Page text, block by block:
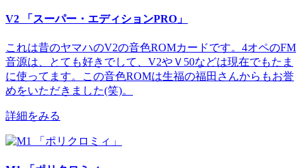
V2 「スーパー・エディションPRO」
これは昔のヤマハのV2の音色ROMカードです。4オペのFM
音源は、とても好きでして、V2やＶ50などは現在でもたま
に使ってます。この音色ROMは生福の福田さんからもお誉
めをいただきました(笑)。
詳細をみる